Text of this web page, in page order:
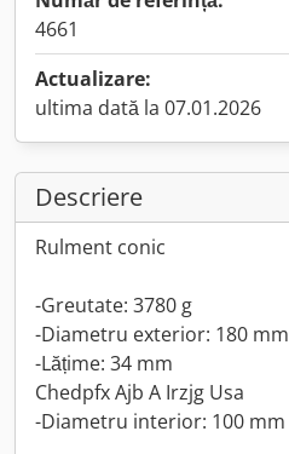
4661
Actualizare:
ultima dată la 07.01.2026
Descriere
Rulment conic
-Greutate: 3780 g
-Diametru exterior: 180 mm
-Lățime: 34 mm
Chedpfx Ajb A Irzjg Usa
-Diametru interior: 100 mm